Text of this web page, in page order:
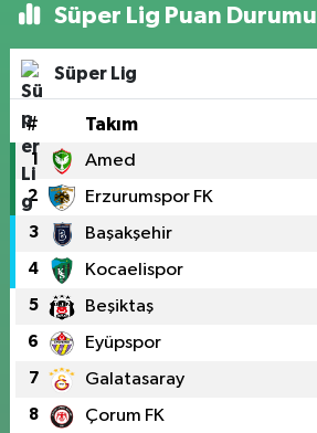
Süper Lig Puan Durumu
Süper Lig
# Takım
1 Amed
2 Erzurumspor FK
3 Başakşehir
4 Kocaelispor
5 Beşiktaş
6 Eyüpspor
7 Galatasaray
8 Çorum FK